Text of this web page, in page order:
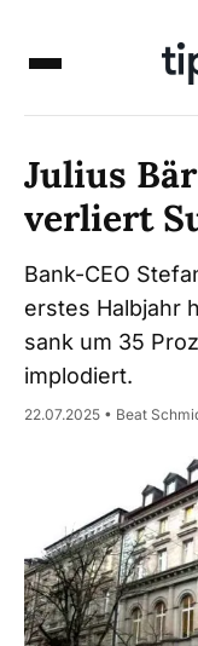
Julius
verliert
Bank-CEO
erstes Halbjahr
sank um 35
implodiert.
22.07.2025 • Beat